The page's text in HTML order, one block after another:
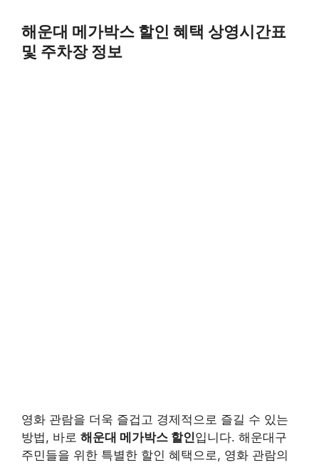
content
해운대 메가박스 할인 혜택 상영시간표
및 주차장 정보
영화 관람을 더욱 즐겁고 경제적으로 즐길 수 있는
방법, 바로 해운대 메가박스 할인입니다. 해운대구
주민들을 위한 특별한 할인 혜택으로, 영화 관람의